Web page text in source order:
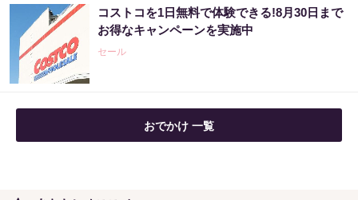
「え、こんなセールやってたの？」80％OFF
以上が続々登場！Amazonの本気が...
PR（Amazon）
コストコを1日無料で体験できる!8月30日まで
お得なキャンペーンを実施中
セール
おでかけ 一覧